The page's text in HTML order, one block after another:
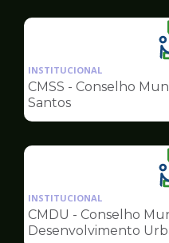
INSTITUCIONAL
CMSS - Conselho
Santos
INSTITUCIONAL
CMDU - Conselho
Desenvolvimento